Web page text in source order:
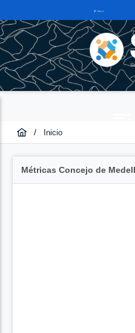
/ Inicio
Métricas Concejo de